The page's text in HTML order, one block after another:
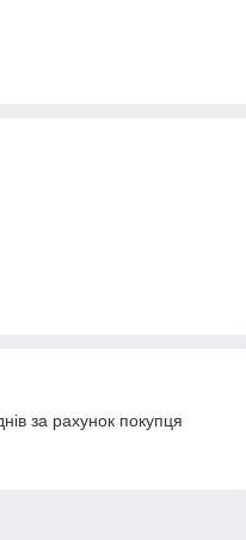
за рахунок покупця